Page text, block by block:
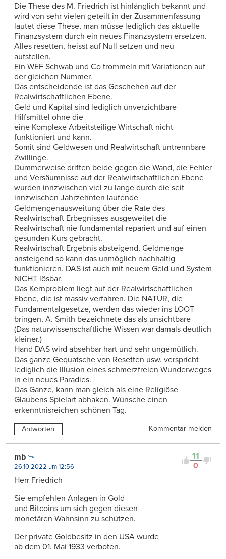
Die These des M. Friedrich ist hinlänglich bekannt und
wird von sehr vielen geteilt in der Zusammenfassung
lautet diese These, man müsse lediglich das aktuelle
Finanzsystem durch ein neues Finanzsystem ersetzen.
Alles resetten, heisst auf Null setzen und neu
aufstellen.
Ein WEF Schwab und Co trommeln mit Variationen auf
der gleichen Nummer.
Das entscheidende ist das Geschehen auf der
Realwirtschaftlichen Ebene.
Geld und Kapital sind lediglich unverzichtbare
Hilfsmittel ohne die
eine Komplexe Arbeitsteilige Wirtschaft nicht
funktioniert und kann.
Somit sind Geldwesen und Realwirtschaft untrennbare
Zwillinge.
Dummerweise driften beide gegen die Wand, die Fehler
und Versäumnisse auf der Realwirtschaftlichen Ebene
wurden innzwischen viel zu lange durch die seit
innzwischen Jahrzehnten laufende
Geldmengenausweitung über die Rate des
Realwirtschaft Erbegnisses ausgeweitet die
Realwirtschaft nie fundamental repariert und auf einen
gesunden Kurs gebracht.
Realwirtschaft Ergebnis absteigend, Geldmenge
ansteigend so kann das unmöglich nachhaltig
funktionieren. DAS ist auch mit neuem Geld und System
NICHT lösbar.
Das Kernproblem liegt auf der Realwirtschaftlichen
Ebene, die ist massiv verfahren. Die NATUR, die
Fundamentalgesetze, werden das wieder ins LOOT
bringen, A. Smith bezeichnete das als unsichtbare
(Das naturwissenschaftliche Wissen war damals deutlich
kleiner.)
Hand DAS wird absehbar hart und sehr ungemütlich.
Das ganze Gequatsche von Resetten usw. verspricht
lediglich die Illusion eines schmerzfreien Wunderweges
in ein neues Paradies.
Das Ganze, kann man gleich als eine Religiöse
Glaubens Spielart abhaken. Wünsche einen
erkenntnisreichen schönen Tag.
Antworten Kommentar melden
11
0
mb
26.10.2022 um 12:56
Herr Friedrich
Sie empfehlen Anlagen in Gold
und Bitcoins um sich gegen diesen
monetären Wahnsinn zu schützen.
Der private Goldbesitz in den USA wurde
ab dem 01. Mai 1933 verboten.